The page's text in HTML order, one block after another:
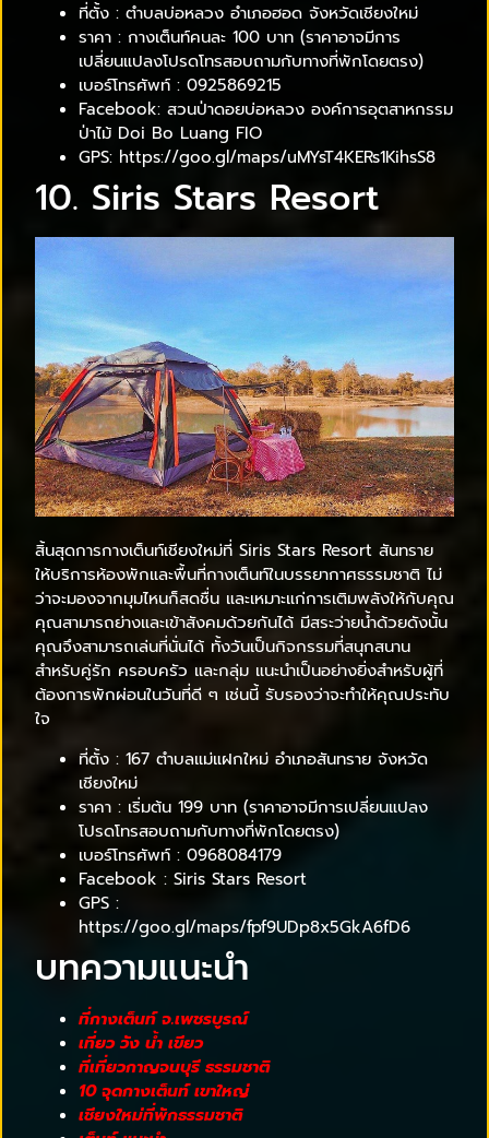
ที่ตั้ง : ตำบลบ่อหลวง อำเภอฮอด จังหวัดเชียงใหม่
ราคา : กางเต็นท์คนละ 100 บาท (ราคาอาจมีการ
เปลี่ยนแปลงโปรดโทรสอบถามกับทางที่พักโดยตรง)
เบอร์โทรศัพท์ : 0925869215
Facebook: สวนป่าดอยบ่อหลวง องค์การอุตสาหกรรม
ป่าไม้ Doi Bo Luang FIO
GPS: https://goo.gl/maps/uMYsT4KERs1KihsS8
10. Siris Stars Resort
สิ้นสุดการกางเต็นท์เชียงใหม่ที่ Siris Stars Resort สันทราย
ให้บริการห้องพักและพื้นที่กางเต็นท์ในบรรยากาศธรรมชาติ ไม่
ว่าจะมองจากมุมไหนก็สดชื่น และเหมาะแก่การเติมพลังให้กับคุณ
คุณสามารถย่างและเข้าสังคมด้วยกันได้ มีสระว่ายน้ำด้วยดังนั้น
คุณจึงสามารถเล่นที่นั่นได้ ทั้งวันเป็นกิจกรรมที่สนุกสนาน
สำหรับคู่รัก ครอบครัว และกลุ่ม แนะนำเป็นอย่างยิ่งสำหรับผู้ที่
ต้องการพักผ่อนในวันที่ดี ๆ เช่นนี้ รับรองว่าจะทำให้คุณประทับ
ใจ
ที่ตั้ง : 167 ตำบลแม่แฝกใหม่ อำเภอสันทราย จังหวัด
เชียงใหม่
ราคา : เริ่มต้น 199 บาท (ราคาอาจมีการเปลี่ยนแปลง
โปรดโทรสอบถามกับทางที่พักโดยตรง)
เบอร์โทรศัพท์ : 0968084179
Facebook : Siris Stars Resort
GPS :
https://goo.gl/maps/fpf9UDp8x5GkA6fD6
บทความแนะนำ
ที่กางเต็นท์ จ.เพชรบูรณ์
เที่ยว วัง น้ํา เขียว
ที่เที่ยวกาญจนบุรี ธรรมชาติ
10 จุดกางเต็นท์ เขาใหญ่
เชียงใหม่ที่พักธรรมชาติ